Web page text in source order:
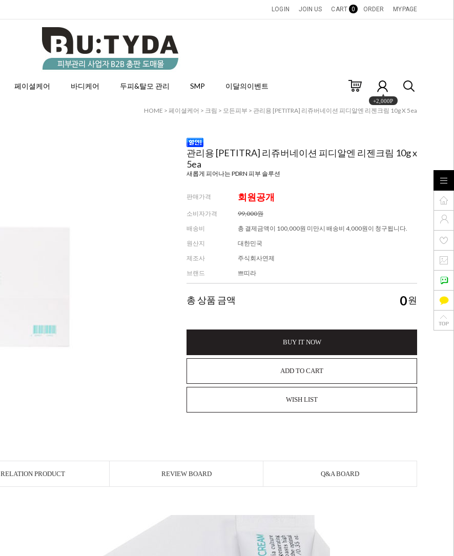
LOGIN JOIN US CART 0 ORDER MYPAGE
페이셜케어 바디케어 두피&탈모 관리 SMP 이달의이벤트
+2,000P
HOME > 페이셜케어 > 크림 > 모든피부 > 관리용 [PETITRA] 리쥬버네이션 피디알엔 리젠크림 10g X 5ea
관리용 [PETITRA] 리쥬버네이션 피디알엔 리젠크림 10g x
5ea
새롭게 피어나는 PDRN 피부 솔루션
판매가격 회원공개
소비자가격
99,000원
배송비
총 결제금액이 100,000원 미만시 배송비 4,000원이 청구됩니다.
원산지
대한민국
제조사
주식회사연제
브랜드
쁘띠라
총 상품 금액 0원
BUY IT NOW
ADD TO CART
WISH LIST
RELATION PRODUCT REVIEW BOARD Q&A BOARD